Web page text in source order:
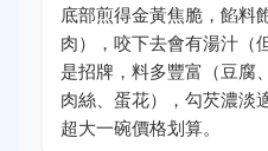
底部煎得金黃焦脆，餡料
肉），咬下去會有湯汁（
是招牌，料多豐富（豆腐
肉絲、蛋花），勾芡濃淡
超大一碗價格划算。